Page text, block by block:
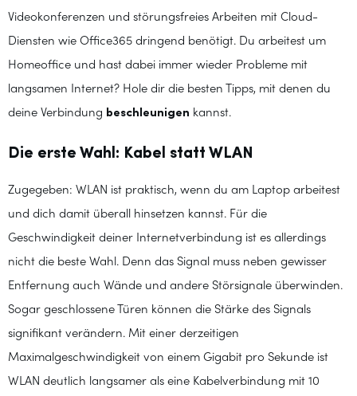
Videokonferenzen und störungsfreies Arbeiten mit Cloud-
Diensten wie Office365 dringend benötigt. Du arbeitest um
Homeoffice und hast dabei immer wieder Probleme mit
langsamen Internet? Hole dir die besten Tipps, mit denen du
deine Verbindung beschleunigen kannst.
Die erste Wahl: Kabel statt WLAN
Zugegeben: WLAN ist praktisch, wenn du am Laptop arbeitest
und dich damit überall hinsetzen kannst. Für die
Geschwindigkeit deiner Internetverbindung ist es allerdings
nicht die beste Wahl. Denn das Signal muss neben gewisser
Entfernung auch Wände und andere Störsignale überwinden.
Sogar geschlossene Türen können die Stärke des Signals
signifikant verändern. Mit einer derzeitigen
Maximalgeschwindigkeit von einem Gigabit pro Sekunde ist
WLAN deutlich langsamer als eine Kabelverbindung mit 10